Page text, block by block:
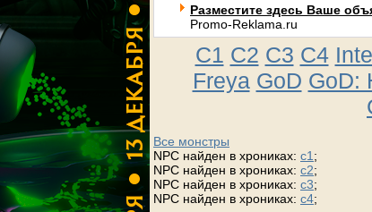
Разместите здесь Ваше
Promo-Reklama.ru
C1 C2 C3 C4
Freya GoD GoD:
Все монстры
NPC найден в хрониках: c1 ;
NPC найден в хрониках: c2;
NPC найден в хрониках: c3;
NPC найден в хрониках: c4;